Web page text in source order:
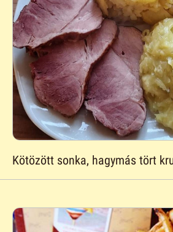
Kötözött sonka, hagymás tört